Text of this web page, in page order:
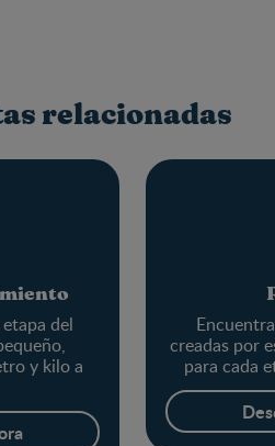
relacionadas
del
y kilo a
creadas por
para cada